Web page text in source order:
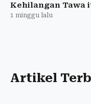
Kehilangan Tawa
1 minggu lalu
Artikel